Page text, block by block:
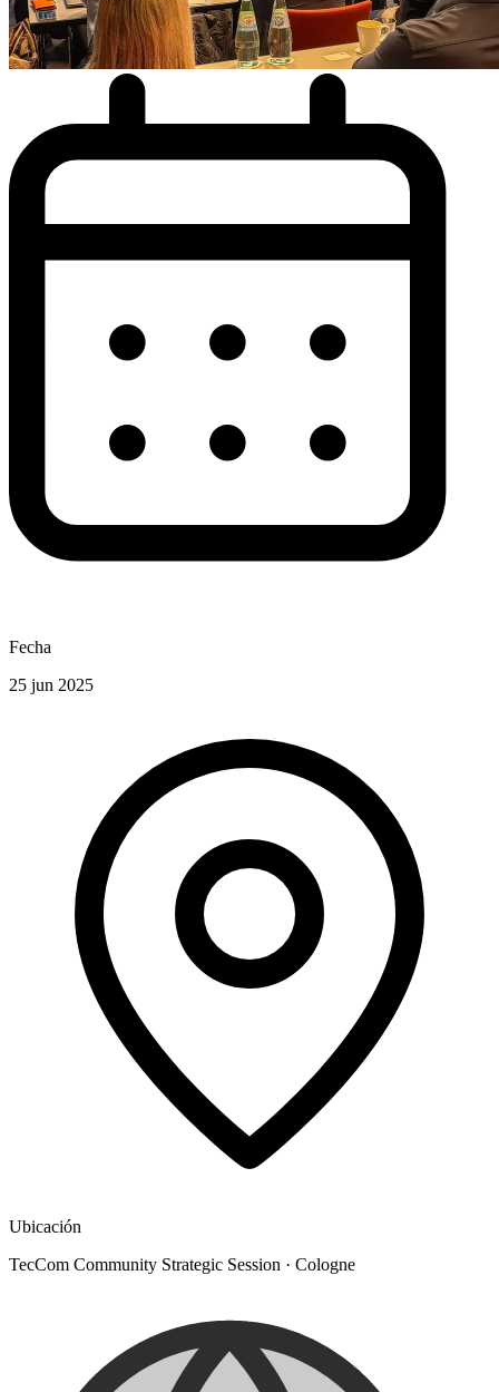
Fecha
25 jun 2025
Ubicación
TecCom Community Strategic Session · Cologne